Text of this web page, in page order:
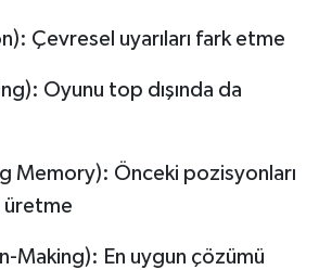
Çevresel uyarıları fark etme
Oyunu top dışında da
Memory): Önceki pozisyonları
üretme
Making): En uygun çözümü